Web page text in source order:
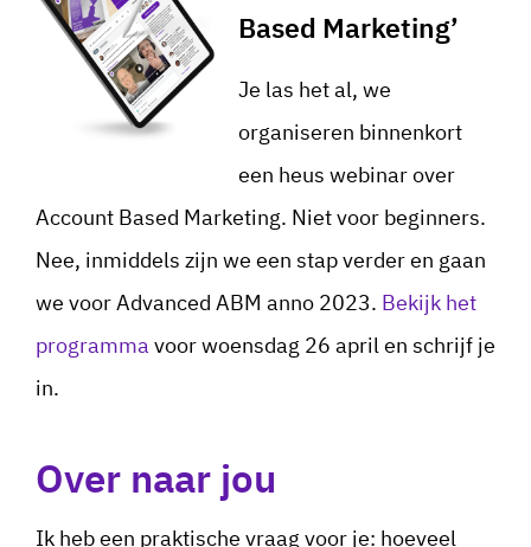
Based Marketing’
Je las het al, we
organiseren binnenkort
een heus webinar over
Account Based Marketing. Niet voor beginners.
Nee, inmiddels zijn we een stap verder en gaan
we voor Advanced ABM anno 2023. Bekijk het
programma voor woensdag 26 april en schrijf je
in.
Over naar jou
Ik heb een praktische vraag voor je: hoeveel